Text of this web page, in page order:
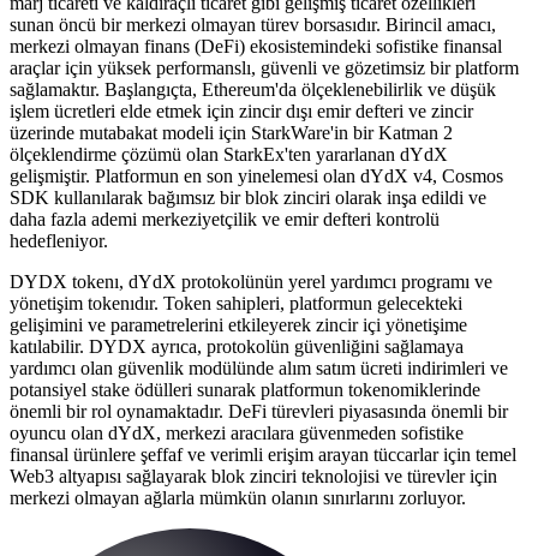
sunan öncü bir merkezi olmayan türev borsasıdır. Birincil amacı,
merkezi olmayan finans (DeFi) ekosistemindeki sofistike finansal
araçlar için yüksek performanslı, güvenli ve gözetimsiz bir platform
sağlamaktır. Başlangıçta, Ethereum'da ölçeklenebilirlik ve düşük
işlem ücretleri elde etmek için zincir dışı emir defteri ve zincir
üzerinde mutabakat modeli için StarkWare'in bir Katman 2
ölçeklendirme çözümü olan StarkEx'ten yararlanan dYdX
gelişmiştir. Platformun en son yinelemesi olan dYdX v4, Cosmos
SDK kullanılarak bağımsız bir blok zinciri olarak inşa edildi ve
daha fazla ademi merkeziyetçilik ve emir defteri kontrolü
hedefleniyor.
DYDX tokenı, dYdX protokolünün yerel yardımcı programı ve
yönetişim tokenıdır. Token sahipleri, platformun gelecekteki
gelişimini ve parametrelerini etkileyerek zincir içi yönetişime
katılabilir. DYDX ayrıca, protokolün güvenliğini sağlamaya
yardımcı olan güvenlik modülünde alım satım ücreti indirimleri ve
potansiyel stake ödülleri sunarak platformun tokenomiklerinde
önemli bir rol oynamaktadır. DeFi türevleri piyasasında önemli bir
oyuncu olan dYdX, merkezi aracılara güvenmeden sofistike
finansal ürünlere şeffaf ve verimli erişim arayan tüccarlar için temel
Web3 altyapısı sağlayarak blok zinciri teknolojisi ve türevler için
merkezi olmayan ağlarla mümkün olanın sınırlarını zorluyor.